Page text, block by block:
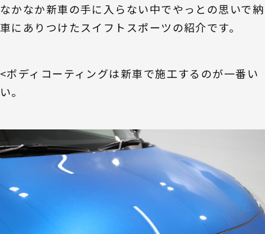
なかなか新車の手に入らない中でやっとの思いで納
車にありつけたスイフトスポーツの紹介です。
<ボディコーティングは新車で施工するのが一番い
い。